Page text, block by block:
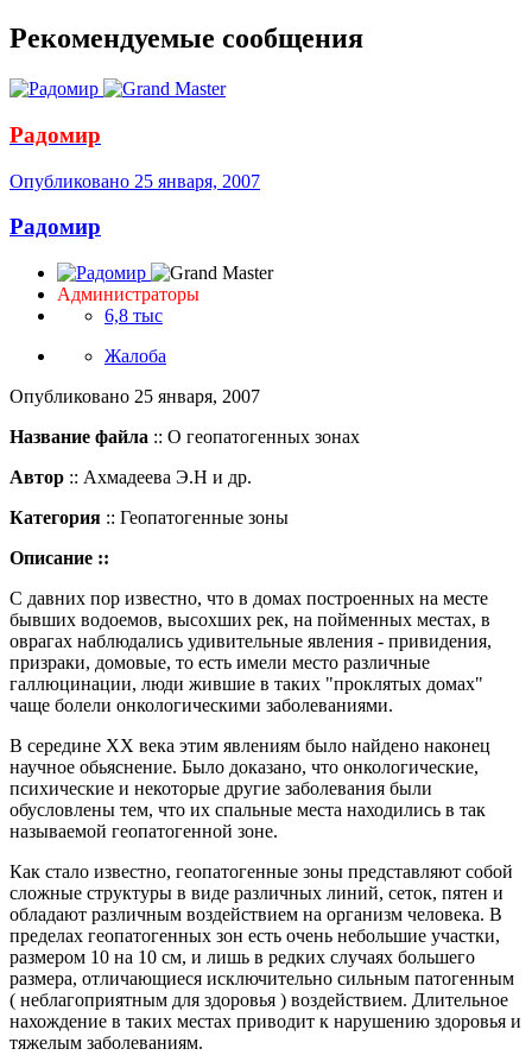
Рекомендуемые сообщения
Радомир
Опубликовано 25 января, 2007
Радомир
Администраторы
6,8 тыс
Жалоба
Опубликовано 25 января, 2007
Название файла :: О геопатогенных зонах
Автор :: Ахмадеева Э.Н и др.
Категория :: Геопатогенные зоны
Описание ::
C давних пор известно, что в домах построенных на месте
бывших водоемов, высохших рек, на пойменных местах, в
оврагах наблюдались удивительные явления - привидения,
призраки, домовые, то есть имели место различные
галлюцинации, люди жившие в таких "проклятых домах"
чаще болели онкологическими заболеваниями.
В середине ХХ века этим явлениям было найдено наконец
научное обьяснение. Было доказано, что онкологические,
психические и некоторые другие заболевания были
обусловлены тем, что их спальные места находились в так
называемой геопатогенной зоне.
Как стало известно, геопатогенные зоны представляют собой
сложные структуры в виде различных линий, сеток, пятен и
обладают различным воздействием на организм человека. В
пределах геопатогенных зон есть очень небольшие участки,
размером 10 на 10 см, и лишь в редких случаях большего
размера, отличающиеся исключительно сильным патогенным
( неблагоприятным для здоровья ) воздействием. Длительное
нахождение в таких местах приводит к нарушению здоровья и
тяжелым заболеваниям.